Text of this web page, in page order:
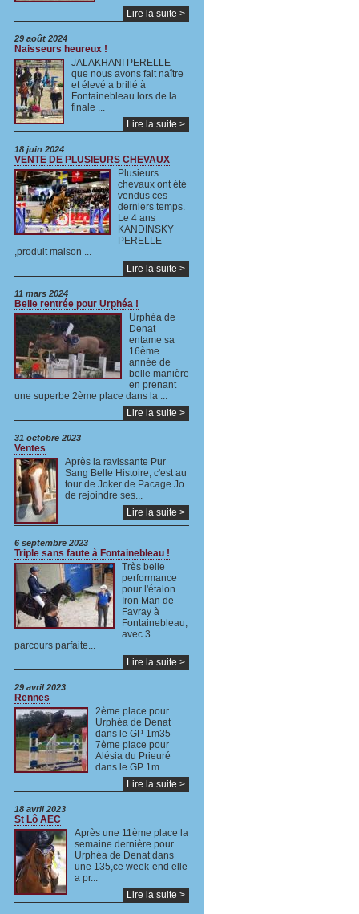
Lire la suite >
29 août 2024
Naisseurs heureux !
JALAKHANI PERELLE
que nous avons fait naître
et élevé a brillé à
Fontainebleau lors de la
finale ...
Lire la suite >
18 juin 2024
VENTE DE PLUSIEURS CHEVAUX
Plusieurs
chevaux ont été
vendus ces
derniers temps.
Le 4 ans
KANDINSKY
PERELLE
,produit maison ...
Lire la suite >
11 mars 2024
Belle rentrée pour Urphéa !
Urphéa de
Denat
entame sa
16ème
année de
belle manière
en prenant
une superbe 2ème place dans la ...
Lire la suite >
31 octobre 2023
Ventes
Après la ravissante Pur
Sang Belle Histoire, c'est au
tour de Joker de Pacage Jo
de rejoindre ses...
Lire la suite >
6 septembre 2023
Triple sans faute à Fontainebleau !
Très belle
performance
pour l'étalon
Iron Man de
Favray à
Fontainebleau,
avec 3
parcours parfaite...
Lire la suite >
29 avril 2023
Rennes
2ème place pour
Urphéa de Denat
dans le GP 1m35
7ème place pour
Alésia du Prieuré
dans le GP 1m...
Lire la suite >
18 avril 2023
St Lô AEC
Après une 11ème place la
semaine dernière pour
Urphéa de Denat dans
une 135,ce week-end elle
a pr...
Lire la suite >